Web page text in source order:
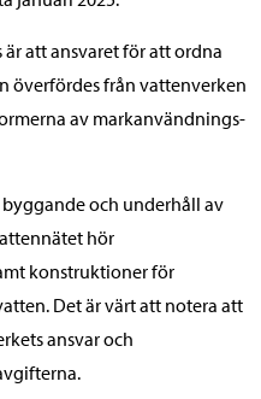
att ansvaret för att ordna
överfördes från vattenverken
av markanvändnings-
och underhåll av
hör
konstruktioner för
Det är värt att notera att
ansvar och